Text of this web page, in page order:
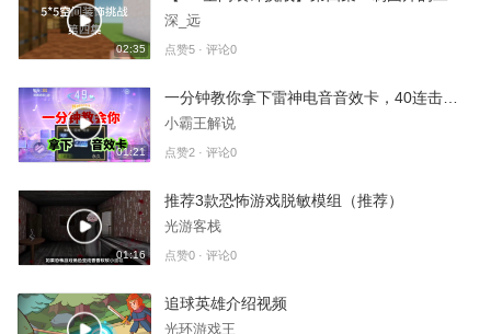
02:35
深_远
点赞5 · 评论0
01:21
小霸王解说
点赞2 · 评论0
01:16
推荐3款恐怖游戏脱敏模组（推荐）
光游客栈
点赞0 · 评论0
追球英雄介绍视频
光环游戏王